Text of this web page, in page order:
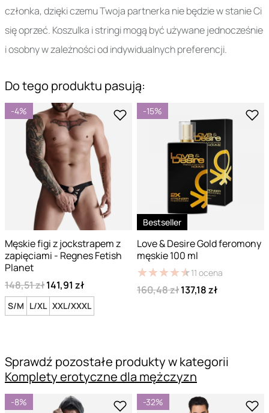
członka, dzięki czemu Twoja partnerka nie będzie w stanie Ci
się oprzeć. Koszulka i stringi mogą być używane jednocześnie
i osobny w zależności od indywidualnych preferencji.
Do tego produktu pasują:
-4%
Męskie figi z jockstrapem z
zapięciami - Regnes Fetish
Planet
148,51 zł141,91 zł
S/M L/XL XXL/XXXL
-15%
Bestseller
Love & Desire Gold feromony
męskie 100 ml
★★★★★
★★★★★11 ocena
160,48 zł137,18 zł
Sprawdź pozostałe produkty w kategorii
Komplety erotyczne dla mężczyzn
-8% -32%